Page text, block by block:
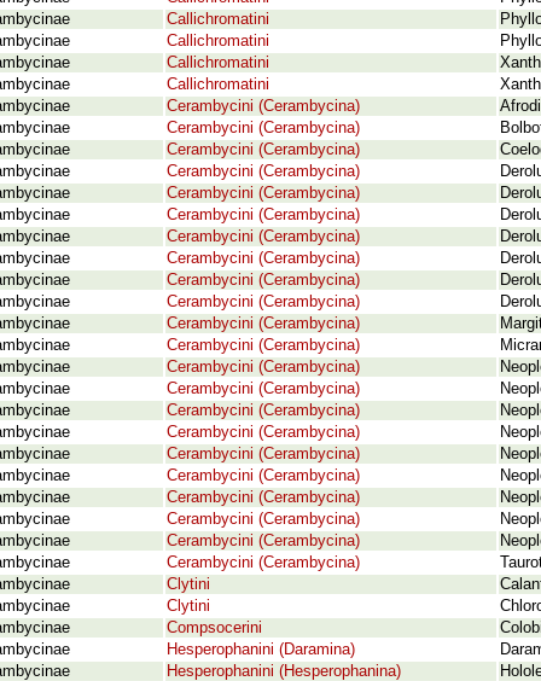
Callichromatini
Callichromatini
Callichromatini
Callichromatini
Cerambycini (Cerambycina)
Cerambycini (Cerambycina)
Cerambycini (Cerambycina)
Cerambycini (Cerambycina)
Cerambycini (Cerambycina)
Cerambycini (Cerambycina)
Cerambycini (Cerambycina)
Cerambycini (Cerambycina)
Cerambycini (Cerambycina)
Cerambycini (Cerambycina)
Cerambycini (Cerambycina)
Cerambycini (Cerambycina)
Cerambycini (Cerambycina)
Cerambycini (Cerambycina)
Cerambycini (Cerambycina)
Cerambycini (Cerambycina)
Cerambycini (Cerambycina)
Cerambycini (Cerambycina)
Cerambycini (Cerambycina)
Cerambycini (Cerambycina)
Cerambycini (Cerambycina)
Cerambycini (Cerambycina)
Clytini
Clytini
Compsocerini
Hesperophanini (Daramina)
Hesperophanini (Hesperophanina)